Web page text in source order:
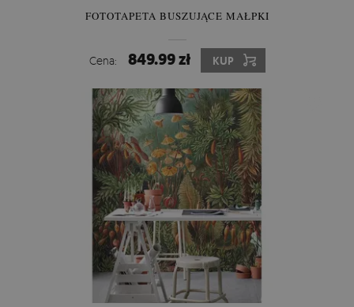
FOTOTAPETA BUSZUJĄCE MAŁPKI
Cena: 849.99 zł KUP